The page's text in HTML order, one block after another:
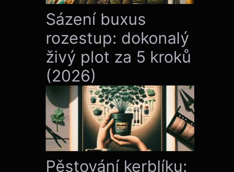
Sázení buxus
rozestup: dokonalý
živý plot za 5 kroků
(2026)
Pěstování kerblíku: